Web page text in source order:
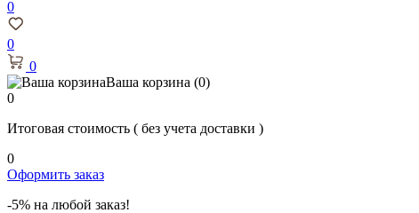
0
0
0
Ваша корзина (0)
0
Итоговая стоимость ( без учета доставки )
0
Оформить заказ
-5% на любой заказ!